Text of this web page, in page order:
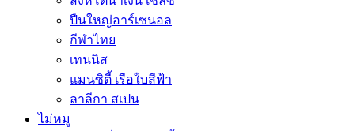
ปืนใหญ่อาร์เซนอล
กีฬาไทย
เทนนิส
แมนซิตี้ เรือใบสีฟ้า
ลาลีกา สเปน
ไม่หมู